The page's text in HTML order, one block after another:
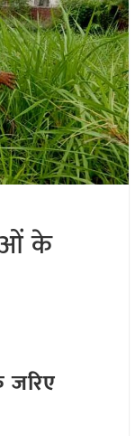
के
जरिए